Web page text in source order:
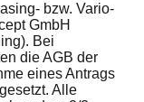
bzw. Vario-
GmbH
Bei
die AGB der
eines Antrags
Alle